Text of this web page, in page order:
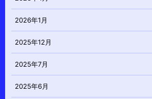
2026年1月
2025年12月
2025年7月
2025年6月